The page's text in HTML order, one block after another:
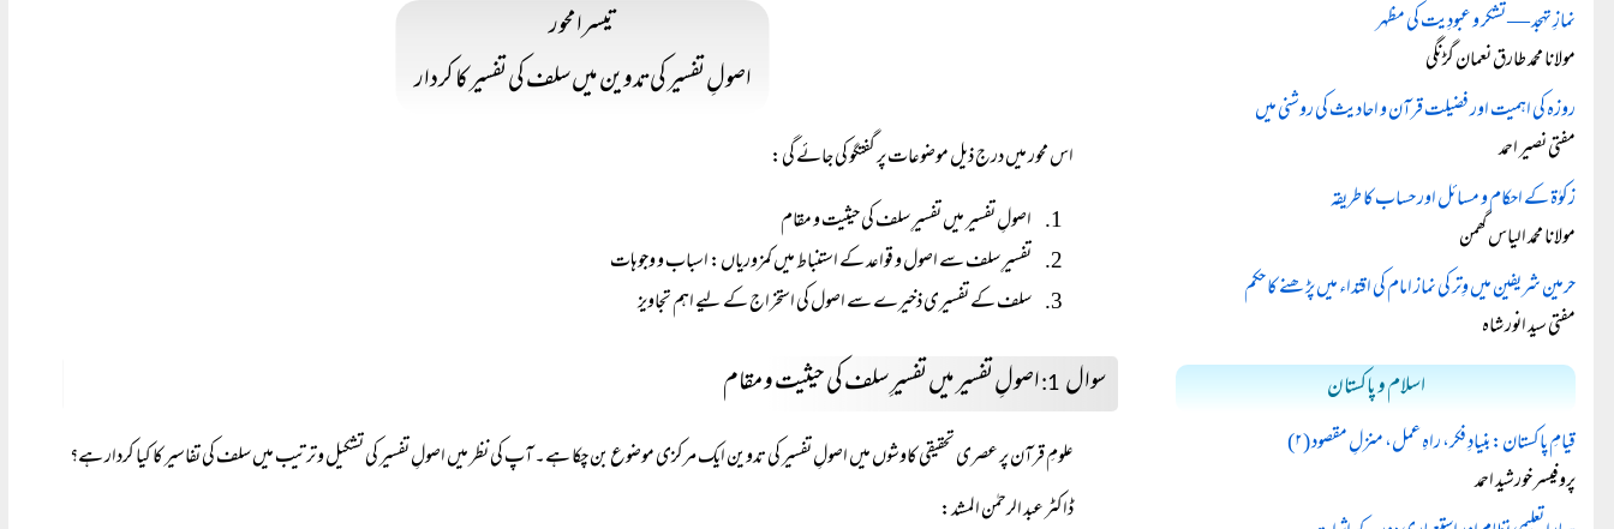
تیسرا محور
اصولِ تفسیر کی تدوین میں سلف کی تفسیر کا کردار
اس محور میں درج ذیل موضوعات پر گفتگو کی جائے گی:
اصولِ تفسیر میں تفسیرِ سلف کی حیثیت و مقام
تفسیرِ سلف سے اصول و قواعد کے استنباط میں کمزوریاں: اسباب و وجوہات
سلف کے تفسیری ذخیرے سے اصول کی استخراج کے لیے اہم تجاویز
سوال اصولِ تفسیر میں تفسیرِ سلف کی حیثیت و مقام
علومِ قرآن پر عصری تحقیقی کاوشوں میں اصولِ تفسیر کی تدوین ایک مرکزی موضوع بن چکا ہے۔ آپ کی نظر میں اصولِ تفسیر کی تشکیل و ترتیب میں سلف کی تفاسیر کا کیا کردار ہے؟
ڈاکٹر عبد الرحمٰن المشد:
نمازِ تہجد — تشکر و عبودِیت کی مظہر
مولانا محمد طارق نعمان گڑنگی
روزہ کی اہمیت اور فضیلت قرآن و احادیث کی روشنی میں
مفتی نصیر احمد
زکوٰۃ کے احکام و مسائل اور حساب کا طریقہ
مولانا محمد الیاس گھمن
حرمین شریفین میں وِتر کی نماز امام کی اقتداء میں پڑھنے کا حکم
مفتی سید انور شاہ
اسلام و پاکستان
قیامِ پاکستان: بنیادِ فکر، راہِ عمل، منزلِ مقصود (۲)
پروفیسر خورشید احمد